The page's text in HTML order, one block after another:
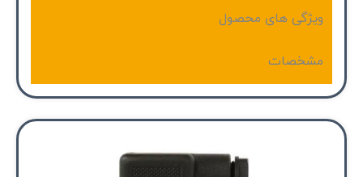
ویژگی های محصول
مشخصات